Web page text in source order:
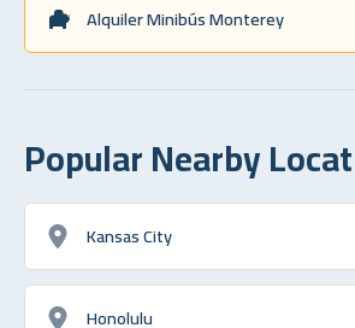
Alquiler Minibús Monterey
Popular Nearby
Kansas City
Honolulu